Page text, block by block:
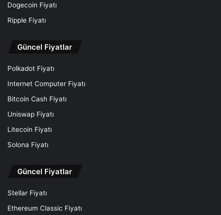
Dogecoin Fiyatı
Ripple Fiyatı
Güncel Fiyatlar
Polkadot Fiyatı
Internet Computer Fiyatı
Bitcoin Cash Fiyatı
Uniswap Fiyatı
Litecoin Fiyatı
Solona Fiyatı
Güncel Fiyatlar
Stellar Fiyatı
Ethereum Classic Fiyatı